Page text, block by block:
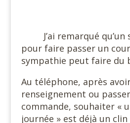
J’ai remarqué
pour faire passer un
sympathie peut faire du
Au téléphone, après
renseignement ou
commande, souhaiter «
journée » est déjà un clin